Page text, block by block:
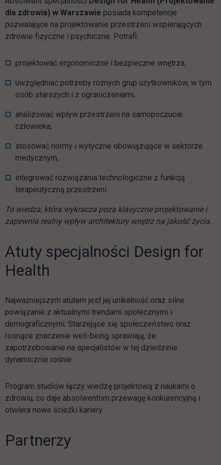
dla zdrowia) w Warszawie posiada kompetencje
pozwalające na projektowanie przestrzeni wspierających
zdrowie fizyczne i psychiczne. Potrafi:
projektować ergonomiczne i bezpieczne wnętrza,
uwzględniać potrzeby różnych grup użytkowników, w tym
osób starszych i z ograniczeniami,
analizować wpływ przestrzeni na samopoczucie
człowieka,
stosować normy i wytyczne obowiązujące w sektorze
medycznym,
integrować rozwiązania technologiczne z funkcją
terapeutyczną przestrzeni.
To wiedza, która wykracza poza klasyczne projektowanie i
zapewnia realny wpływ architektury wnętrz na jakość życia.
Atuty specjalności Design for
Health
Najważniejszym atutem jest jej unikalność oraz silne
powiązanie z aktualnymi trendami społecznymi i
demograficznymi. Starzejące się społeczeństwo oraz
rosnące znaczenie well-being sprawiają, że
zapotrzebowanie na specjalistów w tej dziedzinie
dynamicznie rośnie.
Program studiów łączy wiedzę projektową z naukami o
zdrowiu, co daje absolwentom przewagę konkurencyjną i
otwiera nowe ścieżki kariery.
Partnerzy